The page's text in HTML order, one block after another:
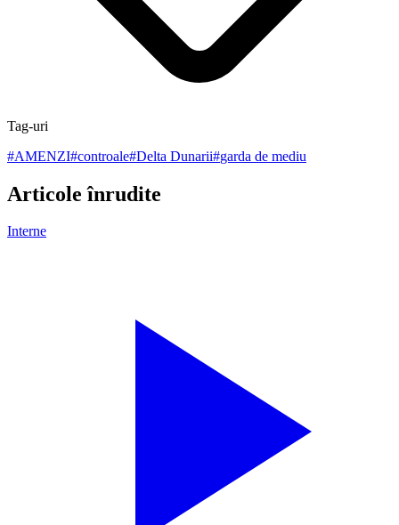
Tag-uri
#AMENZI#controale#Delta Dunarii#garda de mediu
Articole înrudite
Interne